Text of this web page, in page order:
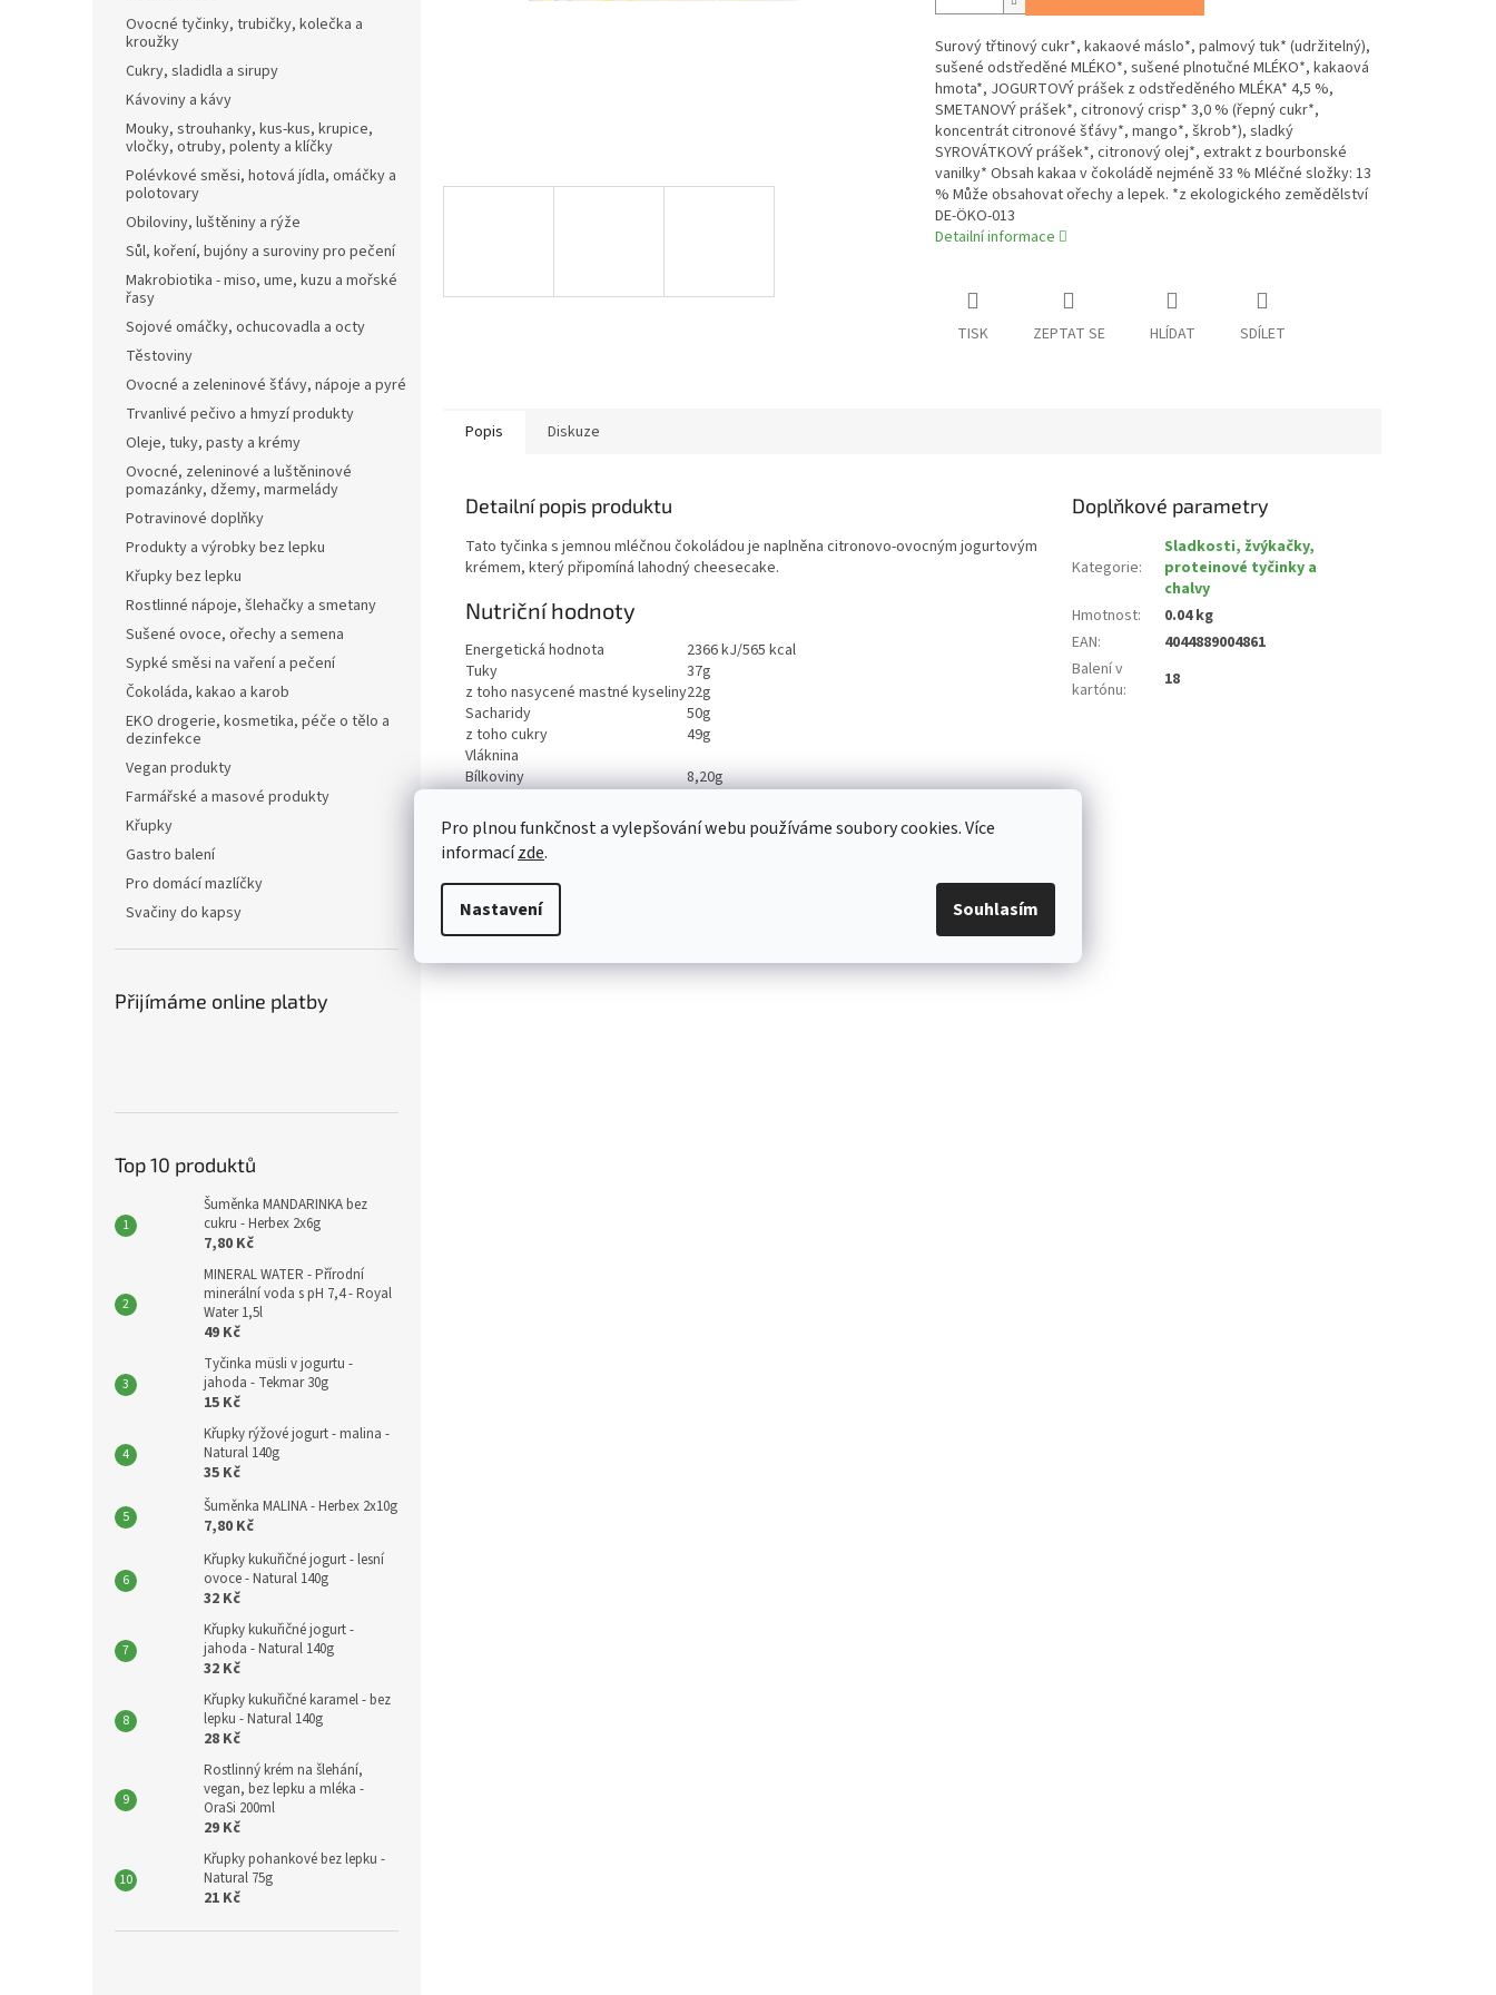
Pro plnou funkčnost a vylepšování webu používáme soubory cookies. Více
informacízde.
Nastavení Souhlasím
Ovocné tyčinky, trubičky, kolečka a
kroužky
Cukry, sladidla a sirupy
Kávoviny a kávy
Mouky, strouhanky, kus-kus, krupice,
vločky, otruby, polenty a klíčky
Polévkové směsi, hotová jídla, omáčky a
polotovary
Obiloviny, luštěniny a rýže
Sůl, koření, bujóny a suroviny pro pečení
Makrobiotika - miso, ume, kuzu a mořské
řasy
Sojové omáčky, ochucovadla a octy
Těstoviny
Ovocné a zeleninové šťávy, nápoje a pyré
Trvanlivé pečivo a hmyzí produkty
Oleje, tuky, pasty a krémy
Ovocné, zeleninové a luštěninové
pomazánky, džemy, marmelády
Potravinové doplňky
Produkty a výrobky bez lepku
Křupky bez lepku
Rostlinné nápoje, šlehačky a smetany
Sušené ovoce, ořechy a semena
Sypké směsi na vaření a pečení
Čokoláda, kakao a karob
EKO drogerie, kosmetika, péče o tělo a
dezinfekce
Vegan produkty
Farmářské a masové produkty
Křupky
Gastro balení
Pro domácí mazlíčky
Svačiny do kapsy
Přijímáme online platby
Top 10 produktů
Šuměnka MANDARINKA bez
cukru - Herbex 2x6g
7,80 Kč
MINERAL WATER - Přírodní
minerální voda s pH 7,4 - Royal
Water 1,5l
49 Kč
Tyčinka müsli v jogurtu -
jahoda - Tekmar 30g
15 Kč
Křupky rýžové jogurt - malina -
Natural 140g
35 Kč
Šuměnka MALINA - Herbex 2x10g
7,80 Kč
Křupky kukuřičné jogurt - lesní
ovoce - Natural 140g
32 Kč
Křupky kukuřičné jogurt -
jahoda - Natural 140g
32 Kč
Křupky kukuřičné karamel - bez
lepku - Natural 140g
28 Kč
Rostlinný krém na šlehání,
vegan, bez lepku a mléka -
OraSi 200ml
29 Kč
Křupky pohankové bez lepku -
Natural 75g
21 Kč
Surový třtinový cukr*, kakaové máslo*, palmový tuk* (udržitelný),
sušené odstředěné MLÉKO*, sušené plnotučné MLÉKO*, kakaová
hmota*, JOGURTOVÝ prášek z odstředěného MLÉKA* 4,5 %,
SMETANOVÝ prášek*, citronový crisp* 3,0 % (řepný cukr*,
koncentrát citronové šťávy*, mango*, škrob*), sladký
SYROVÁTKOVÝ prášek*, citronový olej*, extrakt z bourbonské
vanilky* Obsah kakaa v čokoládě nejméně 33 % Mléčné složky: 13
% Může obsahovat ořechy a lepek. *z ekologického zemědělství
DE-ÖKO-013
Detailní informace
TISK ZEPTAT SE HLÍDAT SDÍLET
Popis Diskuze
Detailní popis produktu
Tato tyčinka s jemnou mléčnou čokoládou je naplněna citronovo-ovocným jogurtovým
krémem, který připomíná lahodný cheesecake.
Nutriční hodnoty
Energetická hodnota
2366 kJ/565 kcal
Tuky
37g
z toho nasycené mastné kyseliny22g
Sacharidy
50g
z toho cukry
49g
Vláknina
Bílkoviny
8,20g
Doplňkové parametry
Kategorie:
Sladkosti, žvýkačky,
proteinové tyčinky a
chalvy
Hmotnost:
0.04 kg
EAN:
4044889004861
Balení v
kartónu: 18